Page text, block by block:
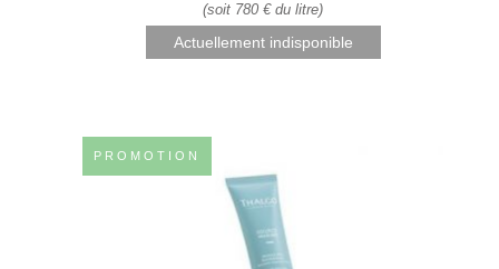
(soit 780 € du litre)
Actuellement indisponible
PROMOTION